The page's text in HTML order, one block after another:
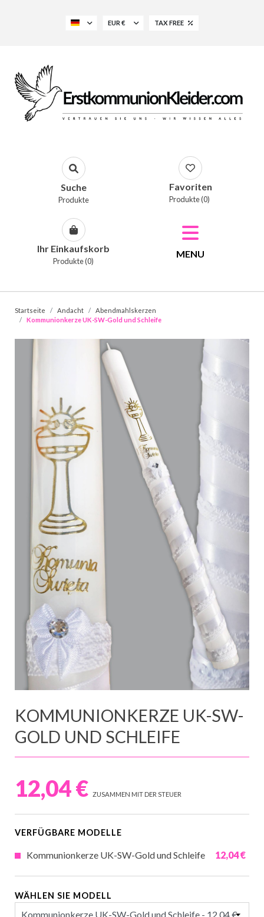
EUR € TAX FREE
Suche
Produkte
Favoriten
Produkte (0)
Ihr Einkaufskorb
Produkte (0)
MENU
Startseite Andacht
Abendmahlskerzen
Kommunionkerze UK-SW-Gold und Schleife
KOMMUNIONKERZE UK-SW-
GOLD UND SCHLEIFE
12,04 € ZUSAMMEN MIT DER STEUER
VERFÜGBARE MODELLE
Kommunionkerze UK-SW-Gold und Schleife 12,04 €
WÄHLEN SIE MODELL